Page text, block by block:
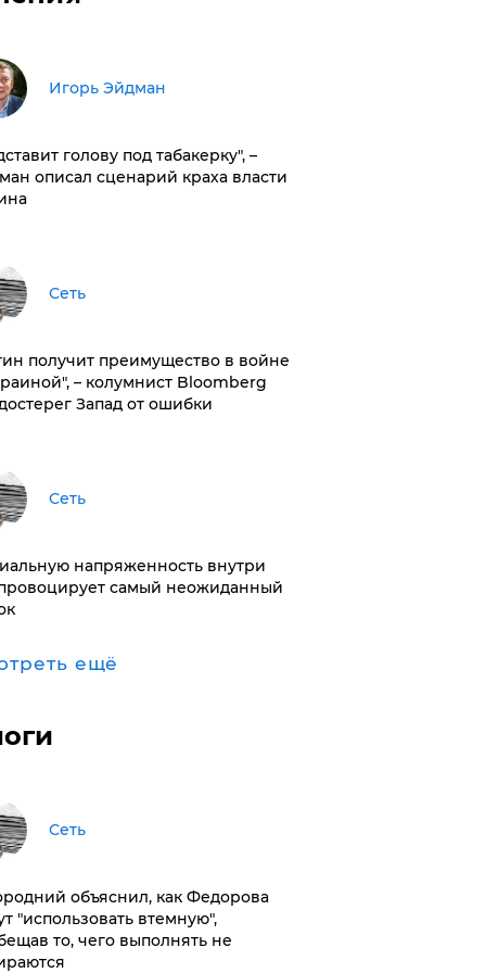
Игорь Эйдман
голову под табакерку", –
описал сценарий краха власти
Сеть
получит преимущество в войне
– колумнист Bloomberg
Запад от ошибки
Сеть
напряженность внутри
самый неожиданный
ещё
Сеть
объяснил, как Федорова
"использовать втемную",
то, чего выполнять не